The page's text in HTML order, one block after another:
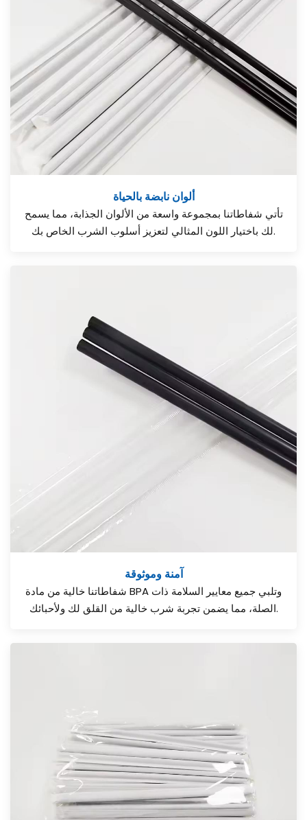
ألوان نابضة بالحياة
تأتي شفاطاتنا بمجموعة واسعة من الألوان الجذابة، مما يسمح
لك باختيار اللون المثالي لتعزيز أسلوب الشرب الخاص بك.
آمنة وموثوقة
شفاطاتنا خالية من مادة BPA وتلبي جميع معايير السلامة ذات
الصلة، مما يضمن تجربة شرب خالية من القلق لك ولأحبائك.